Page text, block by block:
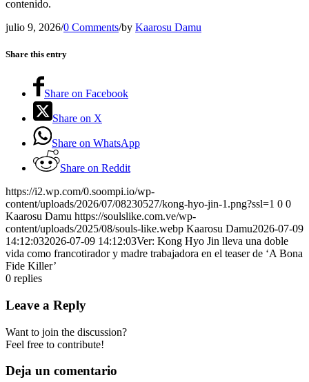
contenido.
julio 9, 2026/0 Comments/by Kaarosu Damu
Share this entry
Share on Facebook
Share on X
Share on WhatsApp
Share on Reddit
https://i2.wp.com/0.soompi.io/wp-
content/uploads/2026/07/08230527/kong-hyo-jin-1.png?ssl=1 0 0
Kaarosu Damu https://soulslike.com.ve/wp-
content/uploads/2025/08/souls-like.webp Kaarosu Damu2026-07-09
14:12:032026-07-09 14:12:03Ver: Kong Hyo Jin lleva una doble
vida como francotirador y madre trabajadora en el teaser de ‘A Bona
Fide Killer’
0 replies
Leave a Reply
Want to join the discussion?
Feel free to contribute!
Deja un comentario